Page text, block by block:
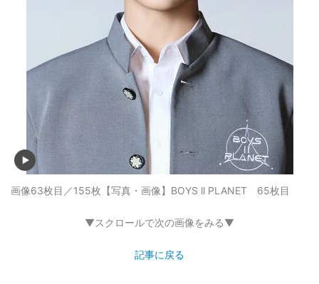
画像63枚目／155枚 【写真・画像】BOYS ll PLANET 65枚目
▼スクロールで次の画像をみる▼
記事に戻る